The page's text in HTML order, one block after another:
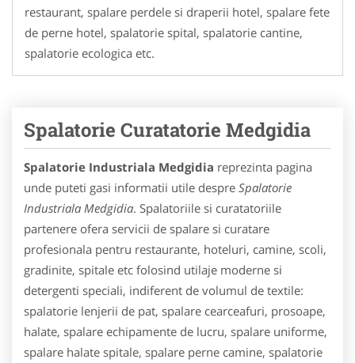
restaurant, spalare perdele si draperii hotel, spalare fete
de perne hotel, spalatorie spital, spalatorie cantine,
spalatorie ecologica etc.
Spalatorie Curatatorie Medgidia
Spalatorie Industriala Medgidia reprezinta pagina
unde puteti gasi informatii utile despre Spalatorie
Industriala Medgidia. Spalatoriile si curatatoriile
partenere ofera servicii de spalare si curatare
profesionala pentru restaurante, hoteluri, camine, scoli,
gradinite, spitale etc folosind utilaje moderne si
detergenti speciali, indiferent de volumul de textile:
spalatorie lenjerii de pat, spalare cearceafuri, prosoape,
halate, spalare echipamente de lucru, spalare uniforme,
spalare halate spitale, spalare perne camine, spalatorie